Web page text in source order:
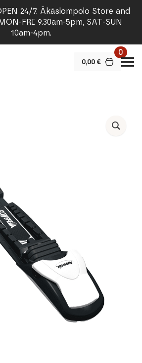
24/7. Äkäslompolo Store and
FRI 9.30am-5pm, SAT-SUN
10am-4pm.
0,00 €
0